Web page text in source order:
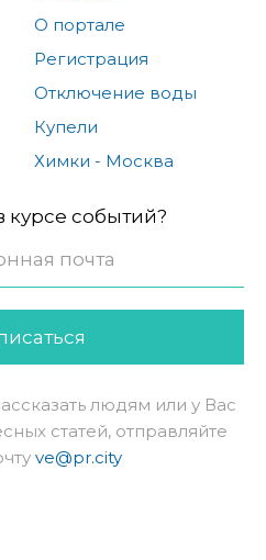
О портале
Регистрация
Отключение воды
Купели
Химки - Москва
курсе событий?
людям или у Вас
статей, отправляйте
ve@pr.city